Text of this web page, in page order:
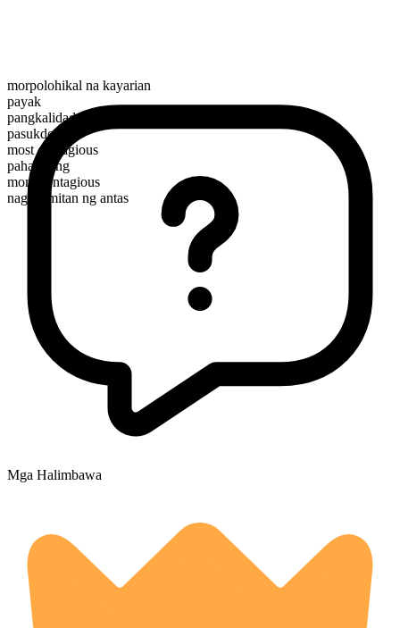
morpolohikal na kayarian
payak
pangkalidad
pasukdol
most contagious
pahambing
more contagious
nagagamitan ng antas
Mga Halimbawa